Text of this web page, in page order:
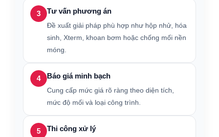
3 Tư vấn phương án
Đề xuất giải pháp phù hợp như hộp nhử, hóa
sinh, Xterm, khoan bơm hoặc chống mối nền
móng.
4 Báo giá minh bạch
Cung cấp mức giá rõ ràng theo diện tích,
mức độ mối và loại công trình.
5 Thi công xử lý